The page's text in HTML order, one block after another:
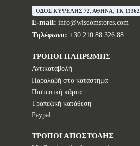
ΟΔΟΣ ΚΥΨΕΛΗΣ 72, ΑΘΗΝΑ, TK 11362
E-mail: info@wisdomstores.com
Τηλέφωνο: +30 210 88 326 88
ΤΡΟΠΟΙ ΠΛΗΡΩΜΗΣ
Αντικαταβολή
Παραλαβή στο κατάστημα
Πιστωτική κάρτα
Τραπεζική κατάθεση
Paypal
ΤΡΟΠΟΙ ΑΠΟΣΤΟΛΗΣ